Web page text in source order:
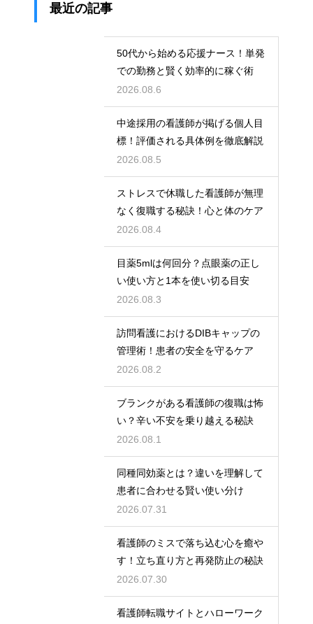
最近の記事
50代から始める応援ナース！単発
での勤務と賢く効率的に稼ぐ術
2026.08.6
中途採用の看護師が掲げる個人目
標！評価される具体例を徹底解説
2026.08.5
ストレスで休職した看護師が無理
なく復職する秘訣！心と体のケア
2026.08.4
目薬5mlは何回分？点眼薬の正し
い使い方と1本を使い切る目安
2026.08.3
訪問看護におけるDIBキャップの
管理術！患者の安全を守るケア
2026.08.2
ブランクがある看護師の復職は怖
い？辛い不安を乗り越える秘訣
2026.08.1
同種同効薬とは？違いを理解して
患者に合わせる賢い使い分け
2026.07.31
看護師のミスで落ち込む心を癒や
す！立ち直り方と再発防止の秘訣
2026.07.30
看護師転職サイトとハローワーク